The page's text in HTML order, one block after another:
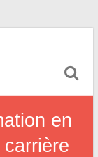
en
carrière